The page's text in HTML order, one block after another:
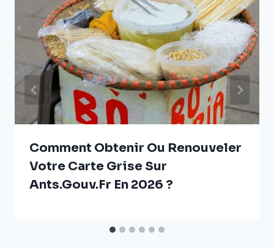
Comment Obtenir Ou Renouveler
Votre Carte Grise Sur
Ants.gouv.fr En 2026 ?